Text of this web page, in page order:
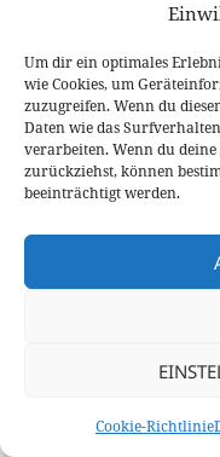
Um dir ein optimales
wie Cookies, um
zuzugreifen. Wenn du
Daten wie das
verarbeiten. Wenn du
zurückziehst, können
beeinträchtigt werden.
Cookie-Richtlinie
Das ist das von
an den
Audiosignal.